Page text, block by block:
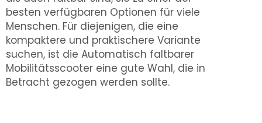
besten verfügbaren Optionen für viele
Menschen. Für diejenigen, die eine
kompaktere und praktischere Variante
suchen, ist die Automatisch faltbarer
Mobilitätsscooter eine gute Wahl, die in
Betracht gezogen werden sollte.